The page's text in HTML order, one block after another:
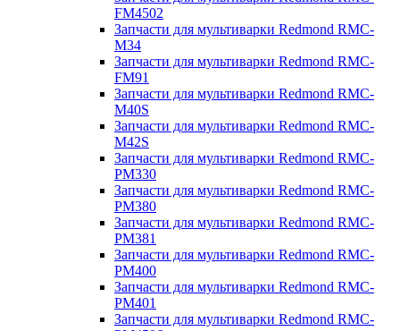
FM4502
Запчасти для мультиварки Redmond RMC-
M34
Запчасти для мультиварки Redmond RMC-
FM91
Запчасти для мультиварки Redmond RMC-
M40S
Запчасти для мультиварки Redmond RMC-
M42S
Запчасти для мультиварки Redmond RMC-
PM330
Запчасти для мультиварки Redmond RMC-
PM380
Запчасти для мультиварки Redmond RMC-
PM381
Запчасти для мультиварки Redmond RMC-
PM400
Запчасти для мультиварки Redmond RMC-
PM401
Запчасти для мультиварки Redmond RMC-